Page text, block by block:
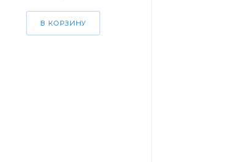
В КОРЗИНУ